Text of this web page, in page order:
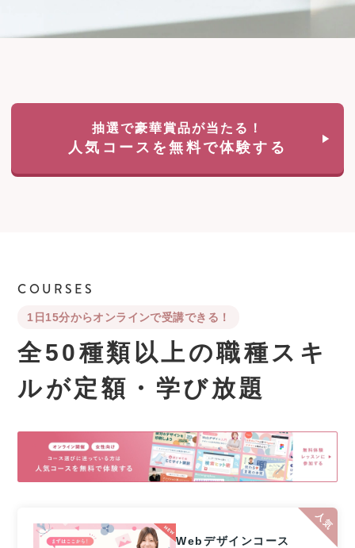
抽選で豪華賞品が当たる！
人気コースを無料で体験する
COURSES
1日15分からオンラインで受講できる！
全50種類以上の職種スキ
ルが定額・学び放題
Webデザインコース